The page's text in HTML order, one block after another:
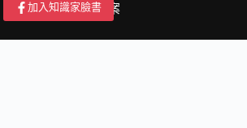
成為作者/投稿/提案
加入知識家臉書